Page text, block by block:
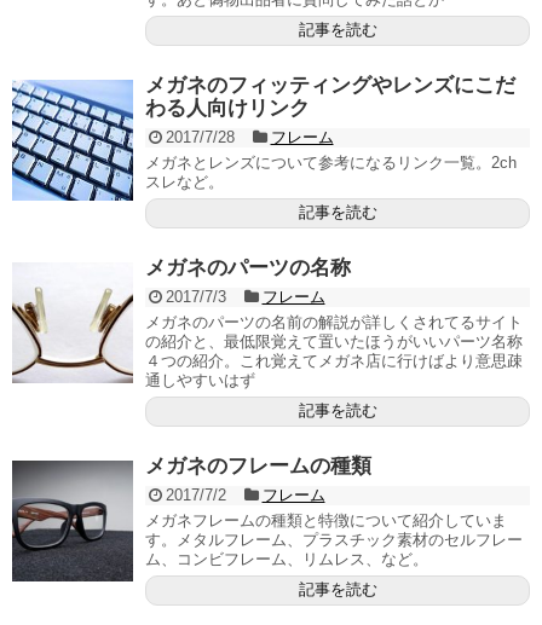
記事を読む
メガネのフィッティングやレンズにこだ
わる人向けリンク
2017/7/28
フレーム
メガネとレンズについて参考になるリンク一覧。2ch
スレなど。
記事を読む
メガネのパーツの名称
2017/7/3
フレーム
メガネのパーツの名前の解説が詳しくされてるサイト
の紹介と、最低限覚えて置いたほうがいいパーツ名称
４つの紹介。これ覚えてメガネ店に行けばより意思疎
通しやすいはず
記事を読む
メガネのフレームの種類
2017/7/2
フレーム
メガネフレームの種類と特徴について紹介していま
す。メタルフレーム、プラスチック素材のセルフレー
ム、コンビフレーム、リムレス、など。
記事を読む